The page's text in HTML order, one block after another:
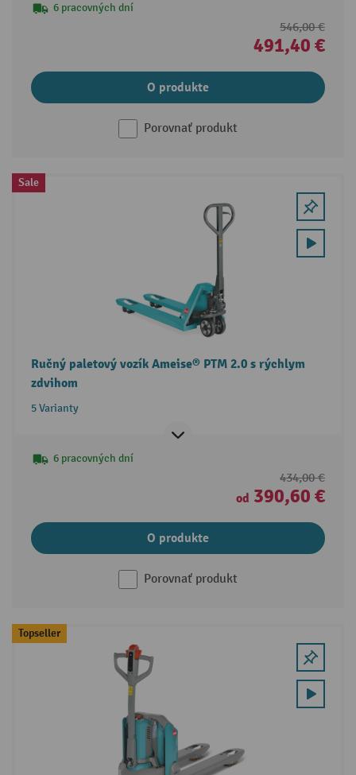
6 pracovných dní
546,00 €
491,40 €
O produkte
Porovnať produkt
Sale
Ručný paletový vozík Ameise® PTM 2.0 s rýchlym
zdvihom
5 Varianty
6 pracovných dní
434,00 €
od 390,60 €
O produkte
Porovnať produkt
Topseller